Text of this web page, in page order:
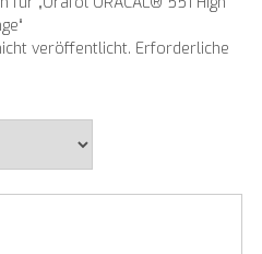
veröffentlicht. Erforderliche